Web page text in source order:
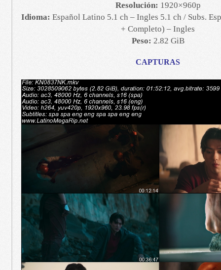
Resolución: 1920×960p
Idioma: Español Latino 5.1 ch – Ingles 5.1 ch / Subs.
+ Completo) – Ingles
Peso: 2.82 GiB
CAPTURAS